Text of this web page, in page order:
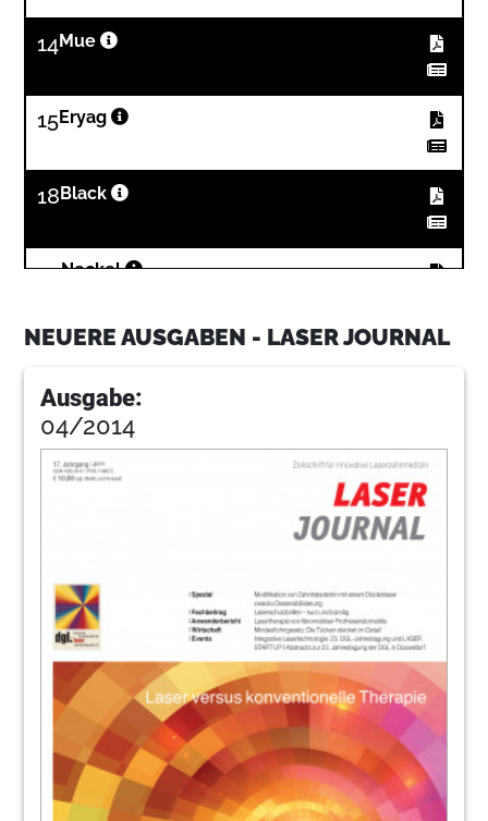
14Mue
15Eryag
18 Black
22Neckel
26Kleemann
30Pr
32
34Lec
Aalz
42Impressum
NEUERE AUSGABEN - LASER JOURNAL
Ausgabe:
04/2014